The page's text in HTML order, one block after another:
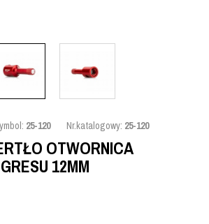
25-120 Nr.katalogowy: 25-120
OTWORNICA
12MM